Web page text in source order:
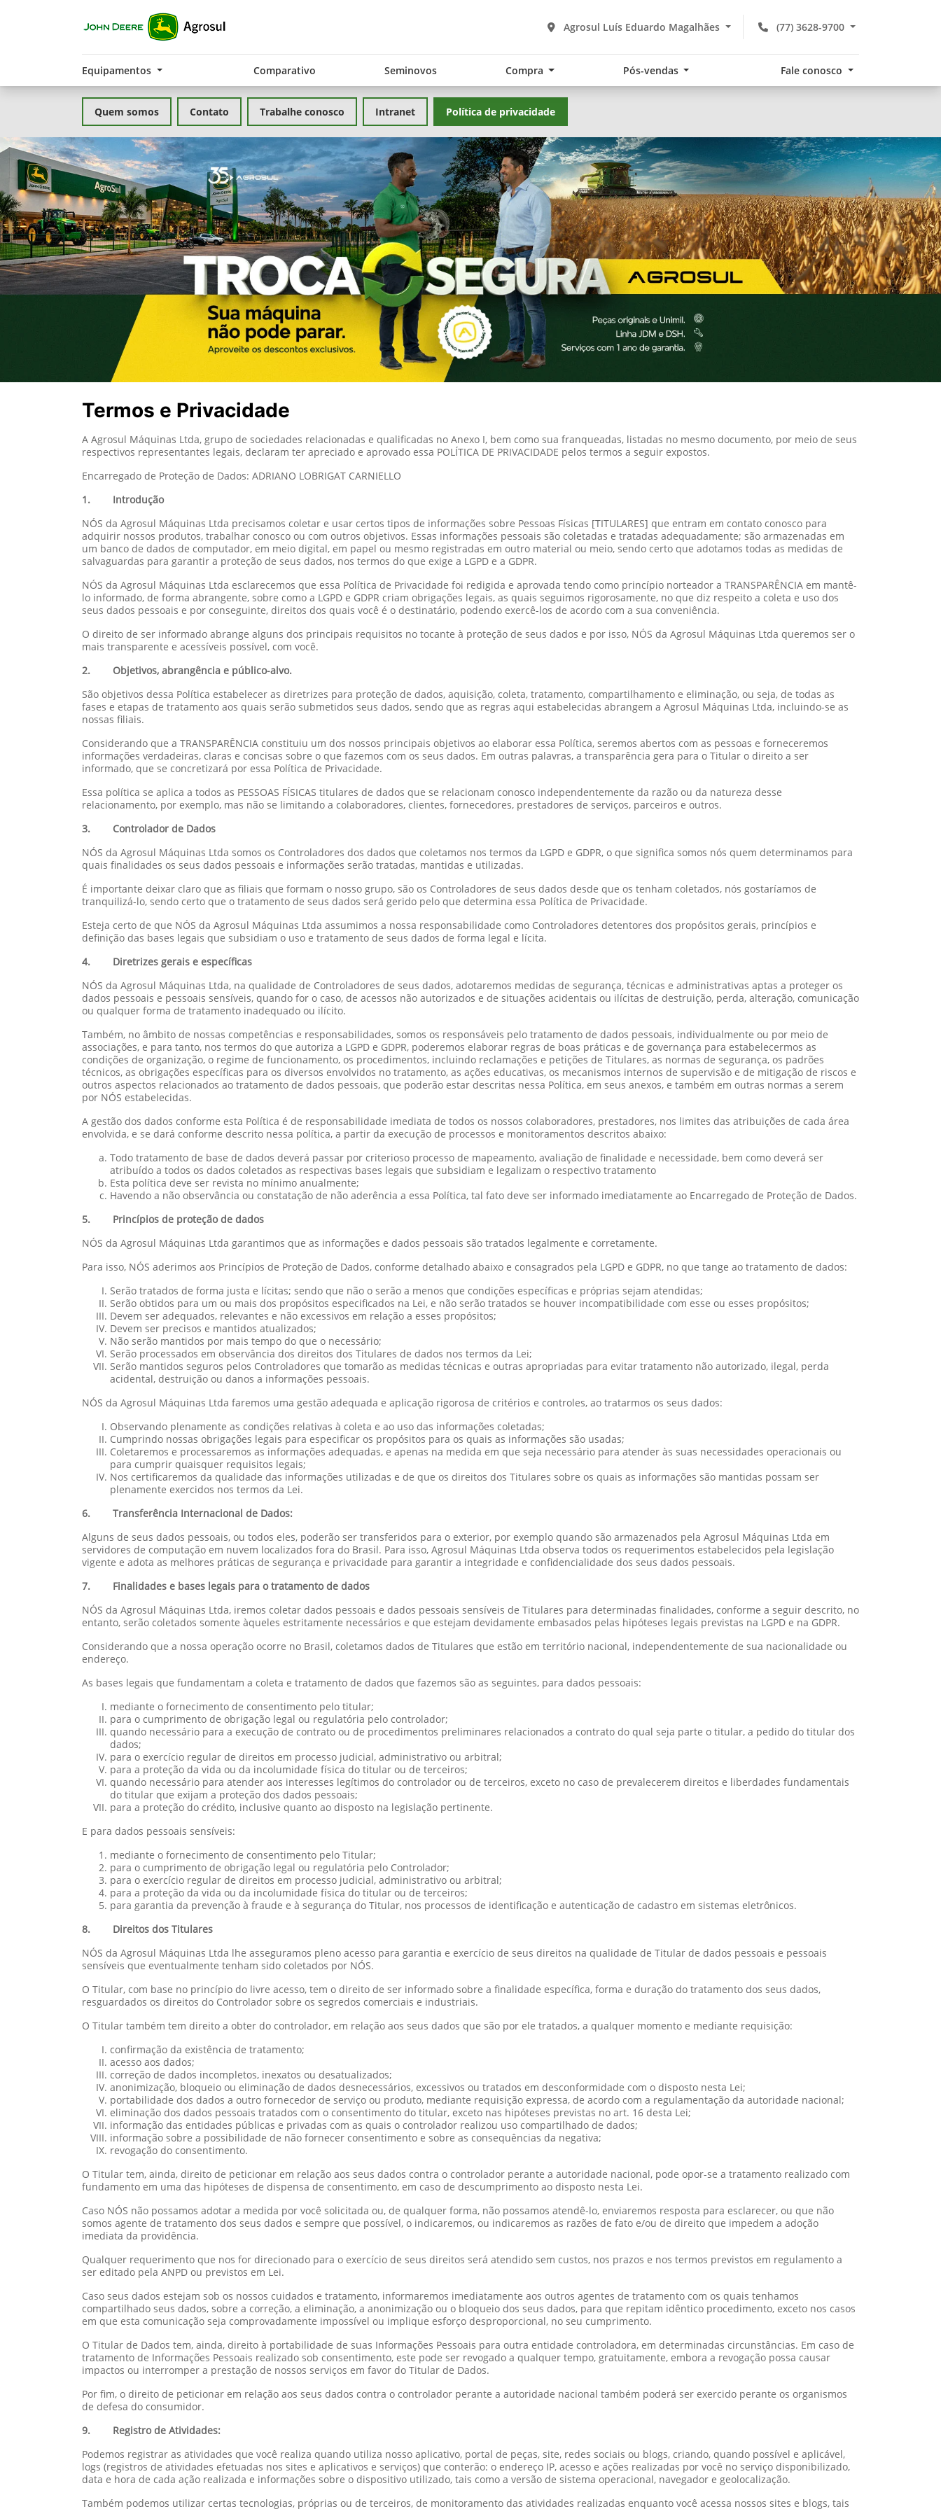
(77) 3628-9700
Agrosul Luís Eduardo Magalhães
Equipamentos Comparativo Seminovos Compra Pós-vendas Fale conosco
Quem somos Contato Trabalhe conosco Intranet Política de privacidade
Termos e Privacidade
A Agrosul Máquinas Ltda, grupo de sociedades relacionadas e qualificadas no Anexo I, bem como sua franqueadas, listadas no mesmo documento, por meio de seus
respectivos representantes legais, declaram ter apreciado e aprovado essa POLÍTICA DE PRIVACIDADE pelos termos a seguir expostos.
Encarregado de Proteção de Dados: ADRIANO LOBRIGAT CARNIELLO
1. Introdução
NÓS da Agrosul Máquinas Ltda precisamos coletar e usar certos tipos de informações sobre Pessoas Físicas [TITULARES] que entram em contato conosco para
adquirir nossos produtos, trabalhar conosco ou com outros objetivos. Essas informações pessoais são coletadas e tratadas adequadamente; são armazenadas em
um banco de dados de computador, em meio digital, em papel ou mesmo registradas em outro material ou meio, sendo certo que adotamos todas as medidas de
salvaguardas para garantir a proteção de seus dados, nos termos do que exige a LGPD e a GDPR.
NÓS da Agrosul Máquinas Ltda esclarecemos que essa Política de Privacidade foi redigida e aprovada tendo como princípio norteador a TRANSPARÊNCIA em mantê-
lo informado, de forma abrangente, sobre como a LGPD e GDPR criam obrigações legais, as quais seguimos rigorosamente, no que diz respeito a coleta e uso dos
seus dados pessoais e por conseguinte, direitos dos quais você é o destinatário, podendo exercê-los de acordo com a sua conveniência.
O direito de ser informado abrange alguns dos principais requisitos no tocante à proteção de seus dados e por isso, NÓS da Agrosul Máquinas Ltda queremos ser o
mais transparente e acessíveis possível, com você.
2. Objetivos, abrangência e público-alvo.
São objetivos dessa Política estabelecer as diretrizes para proteção de dados, aquisição, coleta, tratamento, compartilhamento e eliminação, ou seja, de todas as
fases e etapas de tratamento aos quais serão submetidos seus dados, sendo que as regras aqui estabelecidas abrangem a Agrosul Máquinas Ltda, incluindo-se as
nossas filiais.
Considerando que a TRANSPARÊNCIA constituiu um dos nossos principais objetivos ao elaborar essa Política, seremos abertos com as pessoas e forneceremos
informações verdadeiras, claras e concisas sobre o que fazemos com os seus dados. Em outras palavras, a transparência gera para o Titular o direito a ser
informado, que se concretizará por essa Política de Privacidade.
Essa política se aplica a todos as PESSOAS FÍSICAS titulares de dados que se relacionam conosco independentemente da razão ou da natureza desse
relacionamento, por exemplo, mas não se limitando a colaboradores, clientes, fornecedores, prestadores de serviços, parceiros e outros.
3. Controlador de Dados
NÓS da Agrosul Máquinas Ltda somos os Controladores dos dados que coletamos nos termos da LGPD e GDPR, o que significa somos nós quem determinamos para
quais finalidades os seus dados pessoais e informações serão tratadas, mantidas e utilizadas.
É importante deixar claro que as filiais que formam o nosso grupo, são os Controladores de seus dados desde que os tenham coletados, nós gostaríamos de
tranquilizá-lo, sendo certo que o tratamento de seus dados será gerido pelo que determina essa Política de Privacidade.
Esteja certo de que NÓS da Agrosul Máquinas Ltda assumimos a nossa responsabilidade como Controladores detentores dos propósitos gerais, princípios e
definição das bases legais que subsidiam o uso e tratamento de seus dados de forma legal e lícita.
4. Diretrizes gerais e específicas
NÓS da Agrosul Máquinas Ltda, na qualidade de Controladores de seus dados, adotaremos medidas de segurança, técnicas e administrativas aptas a proteger os
dados pessoais e pessoais sensíveis, quando for o caso, de acessos não autorizados e de situações acidentais ou ilícitas de destruição, perda, alteração, comunicação
ou qualquer forma de tratamento inadequado ou ilícito.
Também, no âmbito de nossas competências e responsabilidades, somos os responsáveis pelo tratamento de dados pessoais, individualmente ou por meio de
associações, e para tanto, nos termos do que autoriza a LGPD e GDPR, poderemos elaborar regras de boas práticas e de governança para estabelecermos as
condições de organização, o regime de funcionamento, os procedimentos, incluindo reclamações e petições de Titulares, as normas de segurança, os padrões
técnicos, as obrigações específicas para os diversos envolvidos no tratamento, as ações educativas, os mecanismos internos de supervisão e de mitigação de riscos e
outros aspectos relacionados ao tratamento de dados pessoais, que poderão estar descritas nessa Política, em seus anexos, e também em outras normas a serem
por NÓS estabelecidas.
A gestão dos dados conforme esta Política é de responsabilidade imediata de todos os nossos colaboradores, prestadores, nos limites das atribuições de cada área
envolvida, e se dará conforme descrito nessa política, a partir da execução de processos e monitoramentos descritos abaixo:
Todo tratamento de base de dados deverá passar por criterioso processo de mapeamento, avaliação de finalidade e necessidade, bem como deverá ser
atribuído a todos os dados coletados as respectivas bases legais que subsidiam e legalizam o respectivo tratamento
Esta política deve ser revista no mínimo anualmente;
Havendo a não observância ou constatação de não aderência a essa Política, tal fato deve ser informado imediatamente ao Encarregado de Proteção de Dados.
5. Princípios de proteção de dados
NÓS da Agrosul Máquinas Ltda garantimos que as informações e dados pessoais são tratados legalmente e corretamente.
Para isso, NÓS aderimos aos Princípios de Proteção de Dados, conforme detalhado abaixo e consagrados pela LGPD e GDPR, no que tange ao tratamento de dados:
Serão tratados de forma justa e lícitas; sendo que não o serão a menos que condições específicas e próprias sejam atendidas;
Serão obtidos para um ou mais dos propósitos especificados na Lei, e não serão tratados se houver incompatibilidade com esse ou esses propósitos;
Devem ser adequados, relevantes e não excessivos em relação a esses propósitos;
Devem ser precisos e mantidos atualizados;
Não serão mantidos por mais tempo do que o necessário;
Serão processados em observância dos direitos dos Titulares de dados nos termos da Lei;
Serão mantidos seguros pelos Controladores que tomarão as medidas técnicas e outras apropriadas para evitar tratamento não autorizado, ilegal, perda
acidental, destruição ou danos a informações pessoais.
NÓS da Agrosul Máquinas Ltda faremos uma gestão adequada e aplicação rigorosa de critérios e controles, ao tratarmos os seus dados:
Observando plenamente as condições relativas à coleta e ao uso das informações coletadas;
Cumprindo nossas obrigações legais para especificar os propósitos para os quais as informações são usadas;
Coletaremos e processaremos as informações adequadas, e apenas na medida em que seja necessário para atender às suas necessidades operacionais ou
para cumprir quaisquer requisitos legais;
Nos certificaremos da qualidade das informações utilizadas e de que os direitos dos Titulares sobre os quais as informações são mantidas possam ser
plenamente exercidos nos termos da Lei.
6. Transferência Internacional de Dados:
Alguns de seus dados pessoais, ou todos eles, poderão ser transferidos para o exterior, por exemplo quando são armazenados pela Agrosul Máquinas Ltda em
servidores de computação em nuvem localizados fora do Brasil. Para isso, Agrosul Máquinas Ltda observa todos os requerimentos estabelecidos pela legislação
vigente e adota as melhores práticas de segurança e privacidade para garantir a integridade e confidencialidade dos seus dados pessoais.
7. Finalidades e bases legais para o tratamento de dados
NÓS da Agrosul Máquinas Ltda, iremos coletar dados pessoais e dados pessoais sensíveis de Titulares para determinadas finalidades, conforme a seguir descrito, no
entanto, serão coletados somente àqueles estritamente necessários e que estejam devidamente embasados pelas hipóteses legais previstas na LGPD e na GDPR.
Considerando que a nossa operação ocorre no Brasil, coletamos dados de Titulares que estão em território nacional, independentemente de sua nacionalidade ou
endereço.
As bases legais que fundamentam a coleta e tratamento de dados que fazemos são as seguintes, para dados pessoais:
mediante o fornecimento de consentimento pelo titular;
para o cumprimento de obrigação legal ou regulatória pelo controlador;
quando necessário para a execução de contrato ou de procedimentos preliminares relacionados a contrato do qual seja parte o titular, a pedido do titular dos
dados;
para o exercício regular de direitos em processo judicial, administrativo ou arbitral;
para a proteção da vida ou da incolumidade física do titular ou de terceiros;
quando necessário para atender aos interesses legítimos do controlador ou de terceiros, exceto no caso de prevalecerem direitos e liberdades fundamentais
do titular que exijam a proteção dos dados pessoais;
para a proteção do crédito, inclusive quanto ao disposto na legislação pertinente.
E para dados pessoais sensíveis:
mediante o fornecimento de consentimento pelo Titular;
para o cumprimento de obrigação legal ou regulatória pelo Controlador;
para o exercício regular de direitos em processo judicial, administrativo ou arbitral;
para a proteção da vida ou da incolumidade física do titular ou de terceiros;
para garantia da prevenção à fraude e à segurança do Titular, nos processos de identificação e autenticação de cadastro em sistemas eletrônicos.
8. Direitos dos Titulares
NÓS da Agrosul Máquinas Ltda lhe asseguramos pleno acesso para garantia e exercício de seus direitos na qualidade de Titular de dados pessoais e pessoais
sensíveis que eventualmente tenham sido coletados por NÓS.
O Titular, com base no princípio do livre acesso, tem o direito de ser informado sobre a finalidade específica, forma e duração do tratamento dos seus dados,
resguardados os direitos do Controlador sobre os segredos comerciais e industriais.
O Titular também tem direito a obter do controlador, em relação aos seus dados que são por ele tratados, a qualquer momento e mediante requisição:
confirmação da existência de tratamento;
acesso aos dados;
correção de dados incompletos, inexatos ou desatualizados;
anonimização, bloqueio ou eliminação de dados desnecessários, excessivos ou tratados em desconformidade com o disposto nesta Lei;
portabilidade dos dados a outro fornecedor de serviço ou produto, mediante requisição expressa, de acordo com a regulamentação da autoridade nacional;
eliminação dos dados pessoais tratados com o consentimento do titular, exceto nas hipóteses previstas no art. 16 desta Lei;
informação das entidades públicas e privadas com as quais o controlador realizou uso compartilhado de dados;
informação sobre a possibilidade de não fornecer consentimento e sobre as consequências da negativa;
revogação do consentimento.
O Titular tem, ainda, direito de peticionar em relação aos seus dados contra o controlador perante a autoridade nacional, pode opor-se a tratamento realizado com
fundamento em uma das hipóteses de dispensa de consentimento, em caso de descumprimento ao disposto nesta Lei.
Caso NÓS não possamos adotar a medida por você solicitada ou, de qualquer forma, não possamos atendê-lo, enviaremos resposta para esclarecer, ou que não
somos agente de tratamento dos seus dados e sempre que possível, o indicaremos, ou indicaremos as razões de fato e/ou de direito que impedem a adoção
imediata da providência.
Qualquer requerimento que nos for direcionado para o exercício de seus direitos será atendido sem custos, nos prazos e nos termos previstos em regulamento a
ser editado pela ANPD ou previstos em Lei.
Caso seus dados estejam sob os nossos cuidados e tratamento, informaremos imediatamente aos outros agentes de tratamento com os quais tenhamos
compartilhado seus dados, sobre a correção, a eliminação, a anonimização ou o bloqueio dos seus dados, para que repitam idêntico procedimento, exceto nos casos
em que esta comunicação seja comprovadamente impossível ou implique esforço desproporcional, no seu cumprimento.
O Titular de Dados tem, ainda, direito à portabilidade de suas Informações Pessoais para outra entidade controladora, em determinadas circunstâncias. Em caso de
tratamento de Informações Pessoais realizado sob consentimento, este pode ser revogado a qualquer tempo, gratuitamente, embora a revogação possa causar
impactos ou interromper a prestação de nossos serviços em favor do Titular de Dados.
Por fim, o direito de peticionar em relação aos seus dados contra o controlador perante a autoridade nacional também poderá ser exercido perante os organismos
de defesa do consumidor.
9. Registro de Atividades:
Podemos registrar as atividades que você realiza quando utiliza nosso aplicativo, portal de peças, site, redes sociais ou blogs, criando, quando possível e aplicável,
logs (registros de atividades efetuadas nos sites e aplicativos e serviços) que conterão: o endereço IP, acesso e ações realizadas por você no serviço disponibilizado,
data e hora de cada ação realizada e informações sobre o dispositivo utilizado, tais como a versão de sistema operacional, navegador e geolocalização.
Também podemos utilizar certas tecnologias, próprias ou de terceiros, de monitoramento das atividades realizadas enquanto você acessa nossos sites e blogs, tais